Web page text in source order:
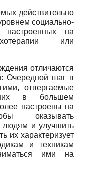
действительно
социально-
настроенных на
или
отличаются
Очередной шаг в
отвергаемые
в большем
настроены на
оказывать
людям и улучшить
их характеризует
и техникам
ими на